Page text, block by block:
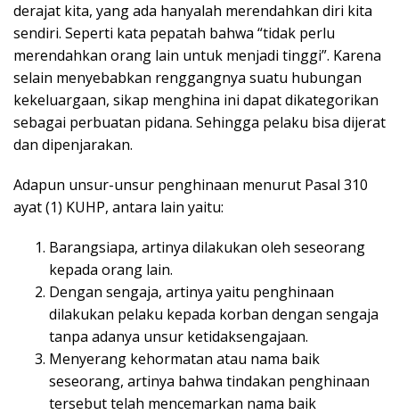
derajat kita, yang ada hanyalah merendahkan diri kita
sendiri. Seperti kata pepatah bahwa “tidak perlu
merendahkan orang lain untuk menjadi tinggi”. Karena
selain menyebabkan renggangnya suatu hubungan
kekeluargaan, sikap menghina ini dapat dikategorikan
sebagai perbuatan pidana. Sehingga pelaku bisa dijerat
dan dipenjarakan.
Adapun unsur-unsur penghinaan menurut Pasal 310
ayat (1) KUHP, antara lain yaitu:
Barangsiapa, artinya dilakukan oleh seseorang
kepada orang lain.
Dengan sengaja, artinya yaitu penghinaan
dilakukan pelaku kepada korban dengan sengaja
tanpa adanya unsur ketidaksengajaan.
Menyerang kehormatan atau nama baik
seseorang, artinya bahwa tindakan penghinaan
tersebut telah mencemarkan nama baik